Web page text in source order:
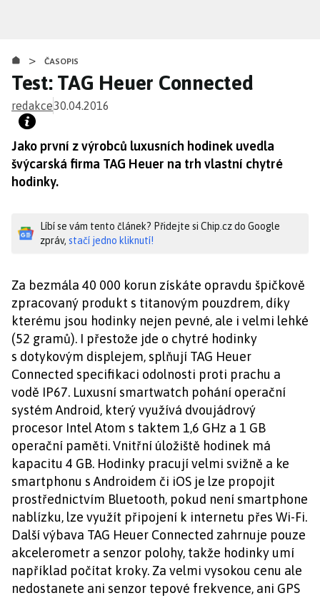
obsahu
> ČASOPIS
Test: TAG Heuer Connected
redakce30.04.2016
Jako první z výrobců luxusních hodinek uvedla
švýcarská firma TAG Heuer na trh vlastní chytré
hodinky.
Líbí se vám tento článek? Přidejte si Chip.cz do Google
zpráv, stačí jedno kliknutí!
Za bezmála 40 000 korun získáte opravdu špičkově
zpracovaný produkt s titanovým pouzdrem, díky
kterému jsou hodinky nejen pevné, ale i velmi lehké
(52 gramů). I přestože jde o chytré hodinky
s dotykovým displejem, splňují TAG Heuer
Connected specifikaci odolnosti proti prachu a
vodě IP67. Luxusní smartwatch pohání operační
systém Android, který využívá dvoujádrový
procesor Intel Atom s taktem 1,6 GHz a 1 GB
operační paměti. Vnitřní úložiště hodinek má
kapacitu 4 GB. Hodinky pracují velmi svižně a ke
smartphonu s Androidem či iOS je lze propojit
prostřednictvím Bluetooth, pokud není smartphone
nablízku, lze využít připojení k internetu přes Wi-Fi.
Další výbava TAG Heuer Connected zahrnuje pouze
akcelerometr a senzor polohy, takže hodinky umí
například počítat kroky. Za velmi vysokou cenu ale
nedostanete ani senzor tepové frekvence, ani GPS